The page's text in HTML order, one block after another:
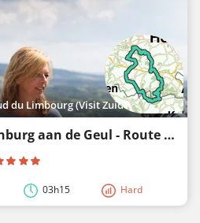
du Limbourg (Visit Zuid-Limburg)
Piste cyclable - Valkenburg aan de Geul - Route des châteaux
03h15 Hard